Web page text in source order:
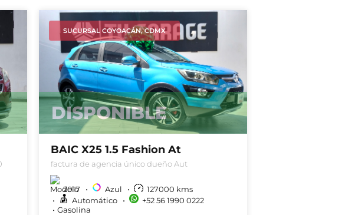
SUCURSAL COYOACÁN, CDMX
DISPONIBLE
BAIC X25 1.5 Fashion At
factura de agencia único dueño Aut
2017 Azul 127000 kms
Automático
+52 56 1990 0222
Gasolina